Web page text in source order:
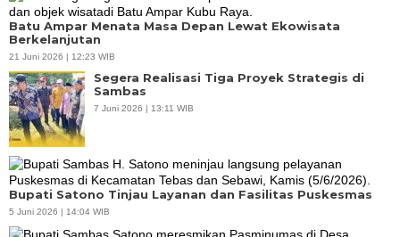
Batu Ampar Menata Masa Depan Lewat Ekowisata
Berkelanjutan
21 Juni 2026 | 12:23 WIB
Segera Realisasi Tiga Proyek Strategis di
Sambas
7 Juni 2026 | 13:11 WIB
Bupati Satono Tinjau Layanan dan Fasilitas Puskesmas
5 Juni 2026 | 14:04 WIB